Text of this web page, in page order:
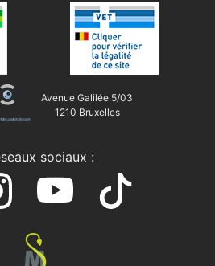
Avenue Galilée 5/03
1210 Bruxelles
sociaux :